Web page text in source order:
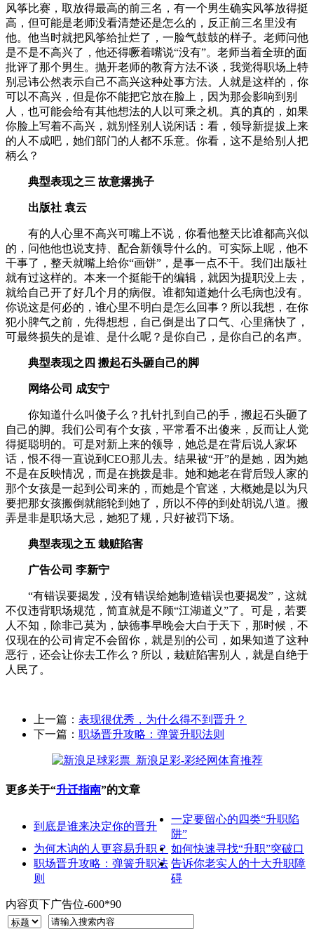
风筝比赛，取放得最高的前三名，有一个男生确实风筝放得挺
高，但可能是老师没看清楚还是怎么的，反正前三名里没有
他。他当时就把风筝给扯烂了，一脸气鼓鼓的样子。老师问他
是不是不高兴了，他还得噘着嘴说“没有”。老师当着全班的面
批评了那个男生。抛开老师的教育方法不谈，我觉得职场上特
别忌讳公然表示自己不高兴这种处事方法。人就是这样的，你
可以不高兴，但是你不能把它放在脸上，因为那会影响到别
人，也可能会给有其他想法的人以可乘之机。真的真的，如果
你脸上写着不高兴，就别怪别人说闲话：看，领导新提拔上来
的人不成吧，她们部门的人都不乐意。你看，这不是给别人把
柄么？
典型表现之三 故意撂挑子
出版社 袁云
有的人心里不高兴可嘴上不说，你看他整天比谁都高兴似
的，问他他也说支持、配合新领导什么的。可实际上呢，他不
干事了，整天就嘴上给你“画饼”，是事一点不干。我们出版社
就有过这样的。本来一个挺能干的编辑，就因为提职没上去，
就给自己开了好几个月的病假。谁都知道她什么毛病也没有。
你说这是何必的，谁心里不明白是怎么回事？所以我想，在你
犯小脾气之前，先得想想，自己倒是出了口气、心里痛快了，
可最终损失的是谁、是什么呢？是你自己，是你自己的名声。
典型表现之四 搬起石头砸自己的脚
网络公司 成安宁
你知道什么叫傻子么？扎针扎到自己的手，搬起石头砸了
自己的脚。我们公司有个女孩，平常看不出傻来，反而让人觉
得挺聪明的。可是对新上来的领导，她总是在背后说人家坏
话，恨不得一直说到CEO那儿去。结果被“开”的是她，因为她
不是在反映情况，而是在挑拨是非。她和她老在背后毁人家的
那个女孩是一起到公司来的，而她是个官迷，大概她是以为只
要把那女孩搬倒就能轮到她了，所以不停的到处胡说八道。搬
弄是非是职场大忌，她犯了规，只好被罚下场。
典型表现之五 栽赃陷害
广告公司 李新宁
“有错误要揭发，没有错误给她制造错误也要揭发”，这就
不仅违背职场规范，简直就是不顾“江湖道义”了。可是，若要
人不知，除非己莫为，缺德事早晚会大白于天下，那时候，不
仅现在的公司肯定不会留你，就是别的公司，如果知道了这种
恶行，还会让你去工作么？所以，栽赃陷害别人，就是自绝于
人民了。
上一篇： 表现很优秀，为什么得不到晋升？
下一篇： 职场晋升攻略：弹簧升职法则
更多关于“升迁指南”的文章
到底是谁来决定你的晋升
一定要留心的四类“升职陷
阱”
为何木讷的人更容易升职？ 如何快速寻找“升职”突破口
职场晋升攻略：弹簧升职法
则
告诉你老实人的十大升职障
碍
内容页下广告位-600*90